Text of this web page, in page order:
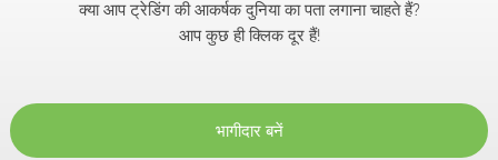
क्या आप ट्रेडिंग की आकर्षक दुनिया का पता लगाना चाहते हैं?
आप कुछ ही क्लिक दूर हैं!
भागीदार बनें